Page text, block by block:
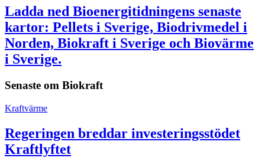
Ladda ned Bioenergitidningens senaste
kartor: Pellets i Sverige, Biodrivmedel i
Norden, Biokraft i Sverige och Biovärme
i Sverige.
Senaste om Biokraft
Kraftvärme
Regeringen breddar investeringsstödet
Kraftlyftet